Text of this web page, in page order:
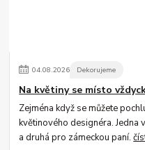
04.08.2026 Dekorujeme
Na květiny se místo
Zejména když se můžete
květinového designéra.
a druhá pro zámeckou paní.